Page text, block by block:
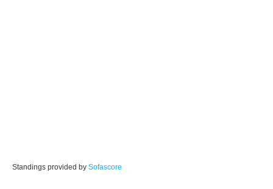
Standings provided by Sofascore